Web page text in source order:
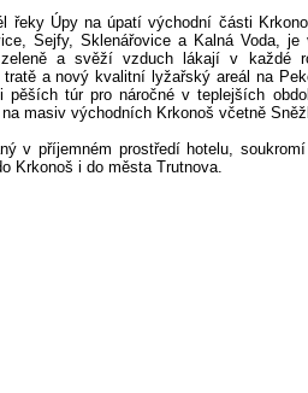
řeky Úpy na úpatí východní části
Sejfy, Sklenářovice a Kalná Voda,
zeleně a svěží vzduch lákají v každé
tratě a nový kvalitní lyžařský areál na
pěších túr pro náročné v teplejších
masiv východních Krkonoš včetně
v příjemném prostředí hotelu,
Krkonoš i do města Trutnova.